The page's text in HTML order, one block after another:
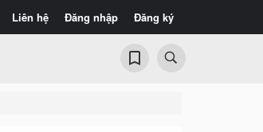
Liên hệ Đăng nhập Đăng ký